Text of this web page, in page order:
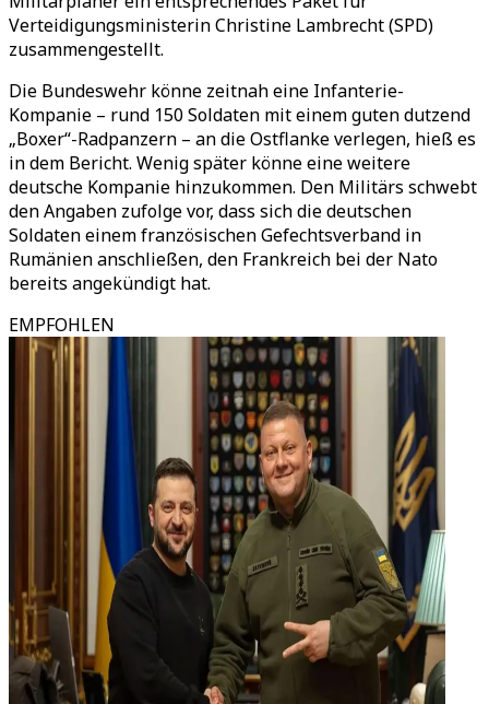
Verteidigungsministerin Christine Lambrecht (SPD)
zusammengestellt.
Die Bundeswehr könne zeitnah eine Infanterie-
Kompanie – rund 150 Soldaten mit einem guten dutzend
„Boxer“-Radpanzern – an die Ostflanke verlegen, hieß es
in dem Bericht. Wenig später könne eine weitere
deutsche Kompanie hinzukommen. Den Militärs schwebt
den Angaben zufolge vor, dass sich die deutschen
Soldaten einem französischen Gefechtsverband in
Rumänien anschließen, den Frankreich bei der Nato
bereits angekündigt hat.
EMPFOHLEN